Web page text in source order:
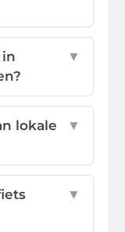
▼
lokale
▼
▼